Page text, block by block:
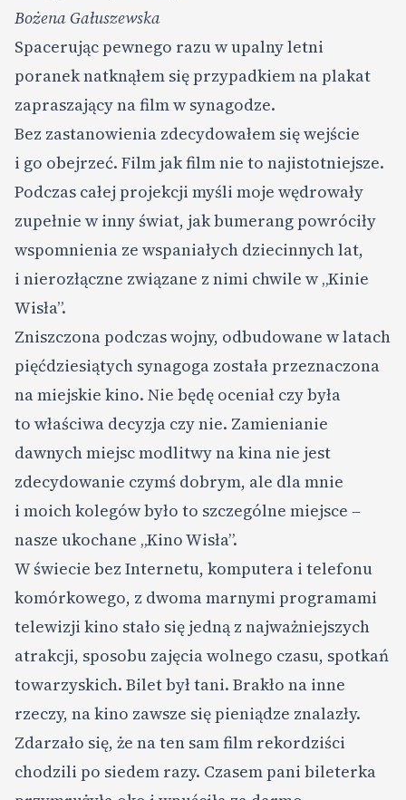
Bożena Gałuszewska
Spacerując pewnego razu w upalny letni
poranek natknąłem się przypadkiem na plakat
zapraszający na film w synagodze.
Bez zastanowienia zdecydowałem się wejście
i go obejrzeć. Film jak film nie to najistotniejsze.
Podczas całej projekcji myśli moje wędrowały
zupełnie w inny świat, jak bumerang powróciły
wspomnienia ze wspaniałych dziecinnych lat,
i nierozłączne związane z nimi chwile w „Kinie
Wisła”.
Zniszczona podczas wojny, odbudowane w latach
pięćdziesiątych synagoga została przeznaczona
na miejskie kino. Nie będę oceniał czy była
to właściwa decyzja czy nie. Zamienianie
dawnych miejsc modlitwy na kina nie jest
zdecydowanie czymś dobrym, ale dla mnie
i moich kolegów było to szczególne miejsce –
nasze ukochane „Kino Wisła”.
W świecie bez Internetu, komputera i telefonu
komórkowego, z dwoma marnymi programami
telewizji kino stało się jedną z najważniejszych
atrakcji, sposobu zajęcia wolnego czasu, spotkań
towarzyskich. Bilet był tani. Brakło na inne
rzeczy, na kino zawsze się pieniądze znalazły.
Zdarzało się, że na ten sam film rekordziści
chodzili po siedem razy. Czasem pani bileterka